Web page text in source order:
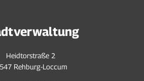
Heidtorstraße 2
Rehburg-Loccum